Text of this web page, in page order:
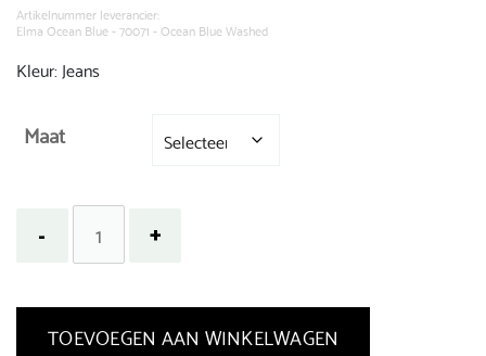
€ 89,99.
Artikelnummer leverancier:
Elma Ocean Blue - 70071 - Ocean Blue Washed
Kleur: Jeans
Maat
TOEVOEGEN AAN WINKELWAGEN